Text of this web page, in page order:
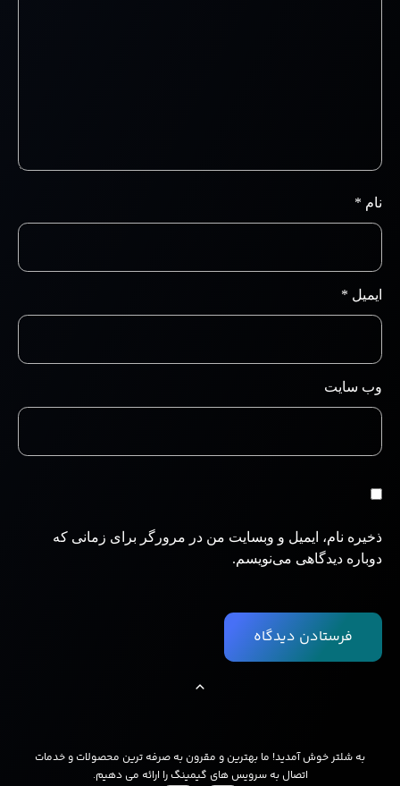
نام *
ایمیل *
وب‌ سایت
ذخیره نام، ایمیل و وبسایت من در مرورگر برای زمانی که
دوباره دیدگاهی می‌نویسم.
به شلتر خوش آمدید! ما بهترین و مقرون به صرفه ترین محصولات و خدمات
اتصال به سرویس های گیمینگ را ارائه می دهیم.